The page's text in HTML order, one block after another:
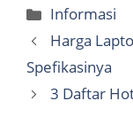
Categories
Informasi
Harga
Spefikasinya
3 Daftar